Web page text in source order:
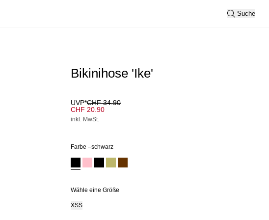
Suche
Bikinihose 'Ike'
UVP*CHF 34.90
CHF 20.90
inkl. MwSt.
Farbe –schwarz
Wähle eine Größe
XSS